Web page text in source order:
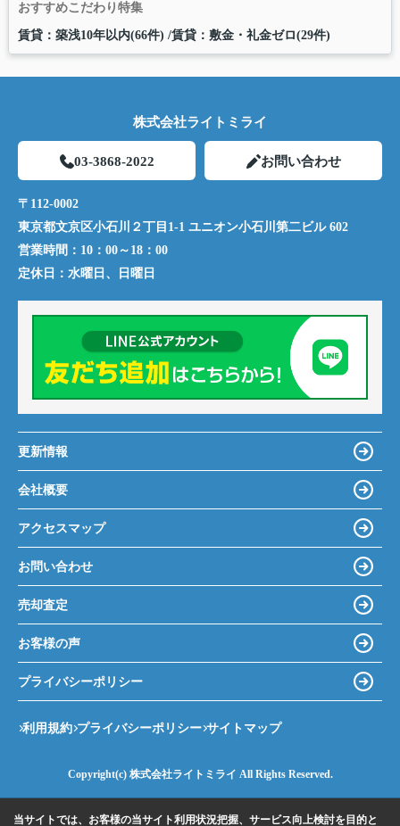
おすすめこだわり特集
賃貸：築浅10年以内(66件) 賃貸：敷金・礼金ゼロ(29件)
株式会社ライトミライ
03-3868-2022 お問い合わせ
〒112-0002
東京都文京区小石川２丁目1-1 ユニオン小石川第二ビル 602
営業時間： 10：00～18：00
定休日： 水曜日、日曜日
更新情報
会社概要
アクセスマップ
お問い合わせ
売却査定
お客様の声
プライバシーポリシー
利用規約 プライバシーポリシー サイトマップ
Copyright(c) 株式会社ライトミライ All Rights Reserved.
当サイトでは、お客様の当サイト利用状況把握、サービス向上検討を目的と